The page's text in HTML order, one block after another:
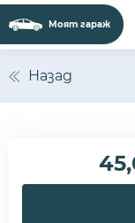
Моят гараж
Назад